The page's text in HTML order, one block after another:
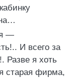
—
И всего за
Разве я хоть
старая фирма,